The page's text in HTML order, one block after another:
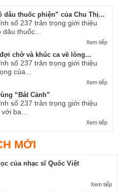
dâu thuốc phiện” của Chu Thị...
số 237 trân trọng giới thiệu
thuốc...
Xem tiếp
chờ và khúc ca về lòng...
số 237 trân trọng giới thiệu
của...
Xem tiếp
“Bát Cảnh”
số 237 trân trọng giới thiệu
ba...
Xem tiếp
MỚI
của nhạc sĩ Quốc Việt
Xem tiếp